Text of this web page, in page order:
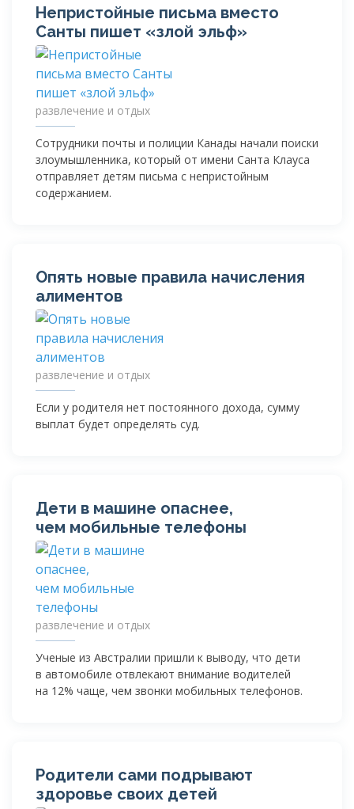
Непристойные письма вместо
Санты пишет «злой эльф»
развлечение и отдых
Сотрудники почты и полиции Канады начали поиски
злоумышленника, который от имени Санта Клауса
отправляет детям письма с непристойным
содержанием.
Опять новые правила начисления
алиментов
развлечение и отдых
Если у родителя нет постоянного дохода, сумму
выплат будет определять суд.
Дети в машине опаснее,
чем мобильные телефоны
развлечение и отдых
Ученые из Австралии пришли к выводу, что дети
в автомобиле отвлекают внимание водителей
на 12% чаще, чем звонки мобильных телефонов.
Родители сами подрывают
здоровье своих детей